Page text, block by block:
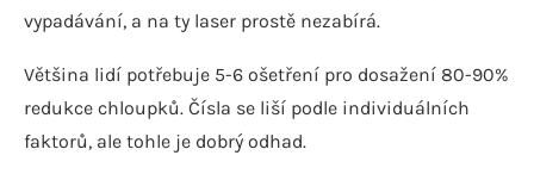
vypadávání, a na ty laser prostě nezabírá.
Většina lidí potřebuje 5-6 ošetření pro dosažení 80-90%
redukce chloupků. Čísla se liší podle individuálních
faktorů, ale tohle je dobrý odhad.